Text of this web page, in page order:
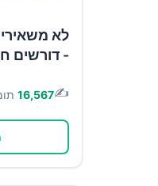
לא
- דורשים
✍️
16,567